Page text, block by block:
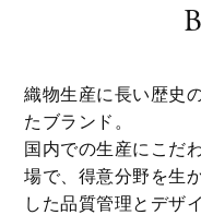
織物生産に長い歴史
たブランド。
国内での生産にこだ
場で、得意分野を生
した品質管理とデザ